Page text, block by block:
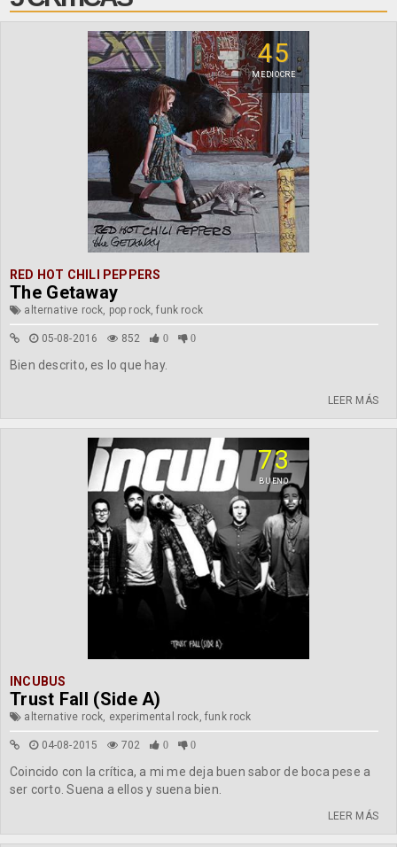
45
MEDIOCRE
RED HOT CHILI PEPPERS
The Getaway
alternative rock, pop rock, funk rock
05-08-2016 852 0 0
Bien descrito, es lo que hay.
LEER MÁS
73
BUENO
INCUBUS
Trust Fall (Side A)
alternative rock, experimental rock, funk rock
04-08-2015 702 0 0
Coincido con la crítica, a mi me deja buen sabor de boca pese a
ser corto. Suena a ellos y suena bien.
LEER MÁS